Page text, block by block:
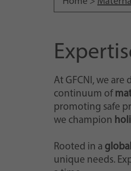
At GFCNI, we
continuum of
promoting safe
we champion
Rooted in a
unique needs.